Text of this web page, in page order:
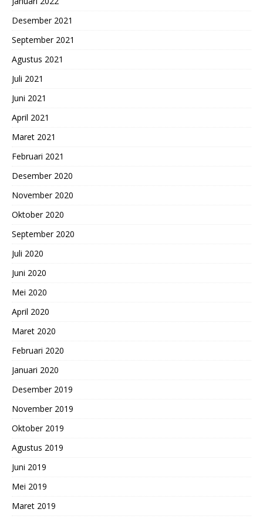
Desember 2021
September 2021
Agustus 2021
Juli 2021
Juni 2021
April 2021
Maret 2021
Februari 2021
Desember 2020
November 2020
Oktober 2020
September 2020
Juli 2020
Juni 2020
Mei 2020
April 2020
Maret 2020
Februari 2020
Januari 2020
Desember 2019
November 2019
Oktober 2019
Agustus 2019
Juni 2019
Mei 2019
Maret 2019